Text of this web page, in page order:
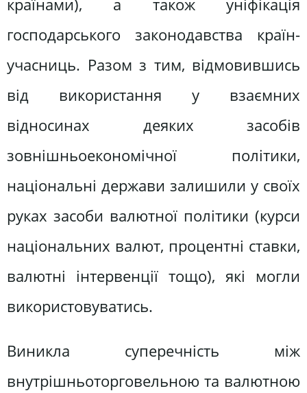
господарського законодавства країн-
учасниць. Разом з тим, відмовившись
від використання у взаємних
відносинах деяких засобів
зовнішньоекономічної політики,
національні держави залишили у своїх
руках засоби валютної політики (курси
національних валют, процентні ставки,
валютні інтервенції тощо), які могли
використовуватись.
Виникла суперечність між
внутрішньоторговельною та валютною